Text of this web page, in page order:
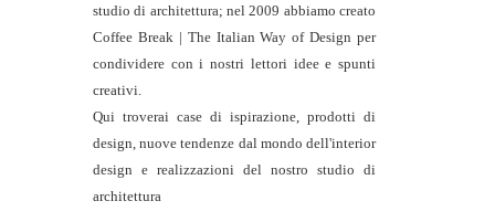
studio di architettura; nel 2009 abbiamo creato
Coffee Break | The Italian Way of Design per
condividere con i nostri lettori idee e spunti
creativi.
Qui troverai case di ispirazione, prodotti di
design, nuove tendenze dal mondo dell'interior
design e realizzazioni del nostro studio di
architettura